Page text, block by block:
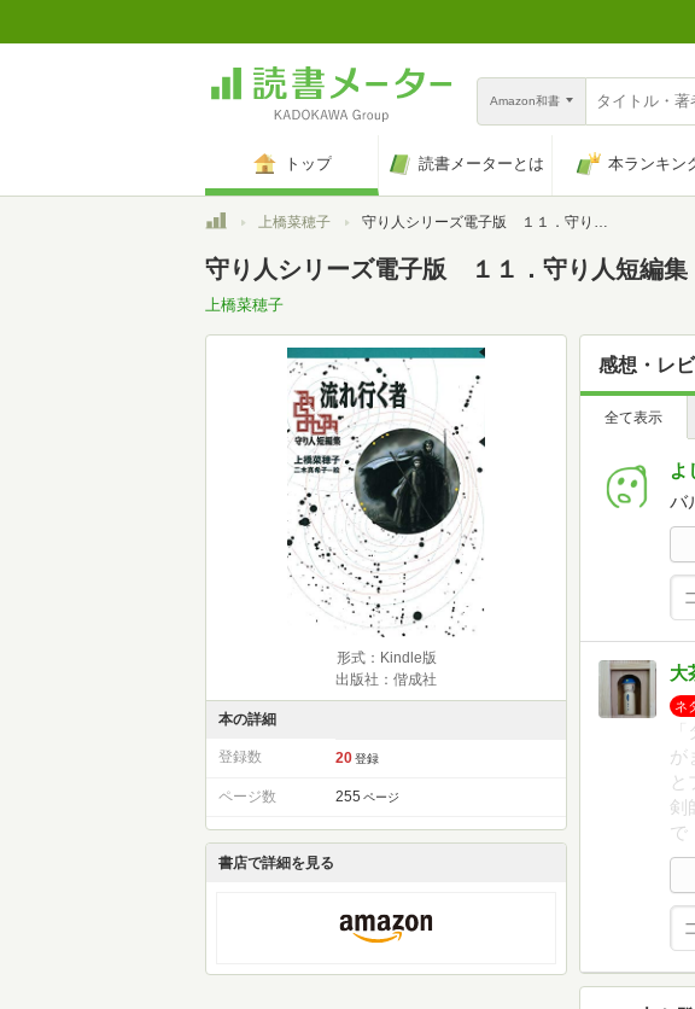
Amazon和書
トップ 読書メーターとは 本ランキン
トップ上橋菜穂子 守り人シリーズ電子版 １１．守り人短編集 流れ行く者
守り人シリーズ電子版 １１．守り人短編
上橋菜穂子
形式：Kindle版
出版社：偕成社
本の詳細
登録数 20 登録
ページ数 255 ページ
書店で詳細を見る
感想・レ
全て表示
よ
バ
大
ネ
が
と
剣
で